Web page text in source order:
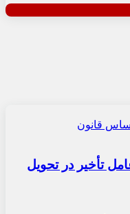
تأخیر در تحویل